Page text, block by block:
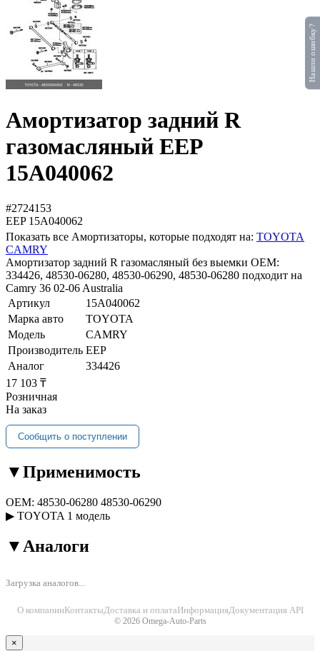
Амортизатор задний R
газомасляный EEP
15A040062
#2724153
EEP 15A040062
Показать все Амортизаторы, которые подходят на: TOYOTA
CAMRY
Амортизатор задний R газомасляный без выемки OEM:
334426, 48530-06280, 48530-06290, 48530-06280 подходит на
Camry 36 02-06 Australia
Артикул
15A040062
Марка авто
TOYOTA
Модель
CAMRY
Производитель EEP
Аналог
334426
17 103 ₸
Розничная
На заказ
Сообщить о поступлении
▼Применимость
OEM: 48530-06280 48530-06290
▶ TOYOTA 1 модель
▼ Аналоги
Загрузка аналогов...
О компанииКонтактыДоставка и оплатаИнформацияДокументация API
© 2026 Omega-Auto-Parts
×
Нашли ошибку?